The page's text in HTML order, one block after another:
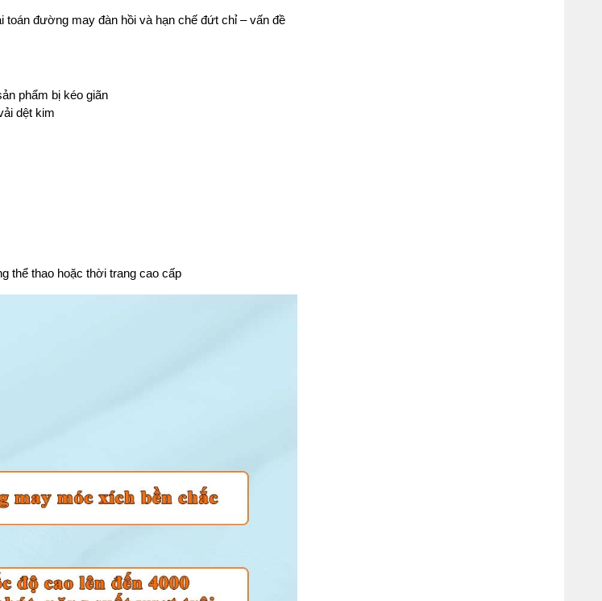
đường may đàn hồi và hạn chế đứt chỉ – vấn đề
phẩm bị kéo giãn
dệt kim
thể thao hoặc thời trang cao cấp